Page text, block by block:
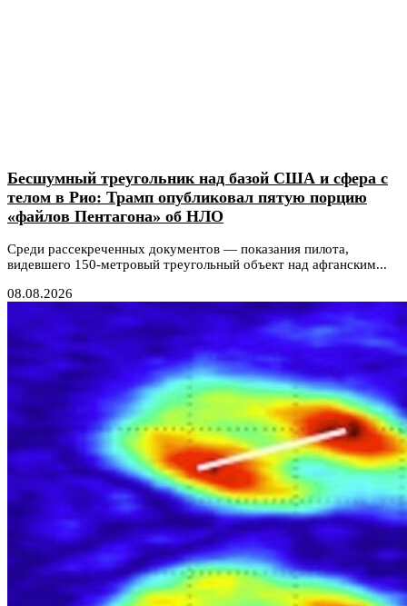
Бесшумный треугольник над базой США и сфера с
телом в Рио: Трамп опубликовал пятую порцию
«файлов Пентагона» об НЛО
Среди рассекреченных документов — показания пилота,
видевшего 150-метровый треугольный объект над афганским...
08.08.2026